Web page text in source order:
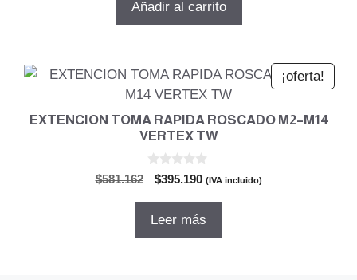
Añadir al carrito
¡oferta!
EXTENCION TOMA RAPIDA ROSCADO M2–M14
VERTEX TW
$581.162
El
original
$395.190El(IVA incluido)
Leer más